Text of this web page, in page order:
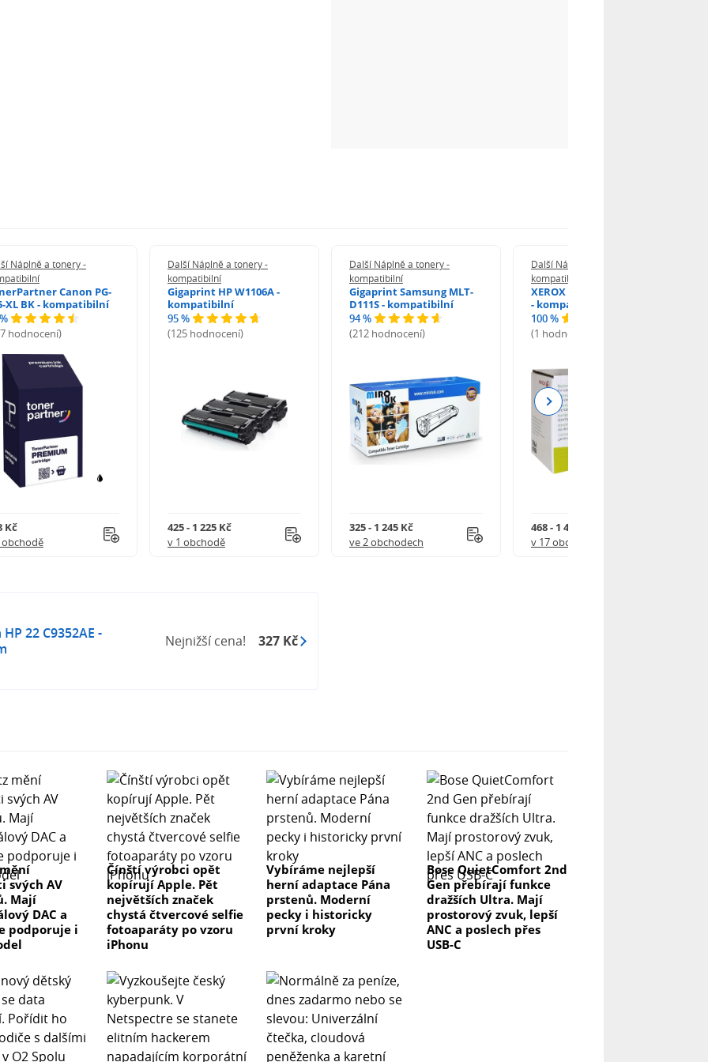
Náplně a tonery -
Canon PG-
XL BK - kompatibilní
hodnocení)
Kč
obchodě
Další Náplně a tonery -
kompatibilní
Gigaprint HP W1106A -
kompatibilní
95 %
(125 hodnocení)
425 - 1 225 Kč
v 1 obchodě
Další Náplně a tonery -
kompatibilní
Gigaprint Samsung MLT-
D111S - kompatibilní
94 %
(212 hodnocení)
325 - 1 245 Kč
ve 2 obchodech
Další Náplně a tonery -
kompatibilní
XEROX Brother TN-2590XL
- kompatibilní
100 %
(1 hodnocení)
468 - 1 499 Kč
v 17 obchodech
Next
22 C9352AE -
Nejnižší cena! 327 Kč
svých AV
Mají
DAC a
podporuje i
Čínští výrobci opět
kopírují Apple. Pět
největších značek
chystá čtvercové selfie
fotoaparáty po vzoru
iPhonu
Vybíráme nejlepší
herní adaptace Pána
prstenů. Moderní
pecky i historicky
první kroky
Bose QuietComfort 2nd
Gen přebírají funkce
dražších Ultra. Mají
prostorový zvuk, lepší
ANC a poslech přes
USB-C